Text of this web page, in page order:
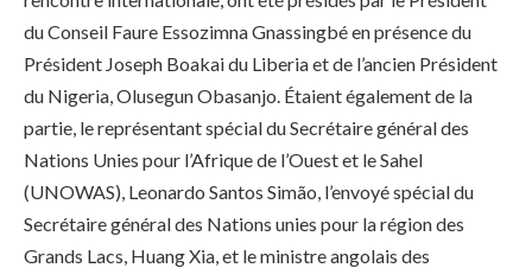
du Conseil Faure Essozimna Gnassingbé en présence du
Président Joseph Boakai du Liberia et de l’ancien Président
du Nigeria, Olusegun Obasanjo. Étaient également de la
partie, le représentant spécial du Secrétaire général des
Nations Unies pour l’Afrique de l’Ouest et le Sahel
(UNOWAS), Leonardo Santos Simão, l’envoyé spécial du
Secrétaire général des Nations unies pour la région des
Grands Lacs, Huang Xia, et le ministre angolais des